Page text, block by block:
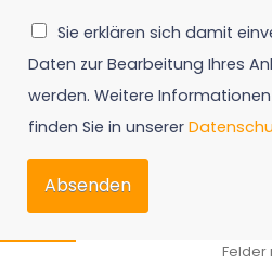
Sie erklären sich damit
Daten zur Bearbeitung Ihres
werden. Weitere
finden Sie in unserer
Absenden